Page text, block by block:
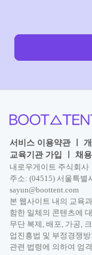
서비스 이용약관ㅣ
교육기관 가입
채용
내로우게이트 주식회사
주소: (04515) 서울특별
sayun@boottent.com
본 웹사이트 내의 교육
함한 일체의 콘텐츠에
무단 복제, 배포, 가공,
업진흥법 및 부정경쟁
관련 법령에 의하여 엄